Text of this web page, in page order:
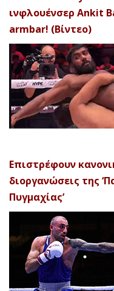
ινφλουένσερ Ankit
armbar! (Βίντεο)
Επιστρέφουν
διοργανώσεις της
Πυγμαχίας’